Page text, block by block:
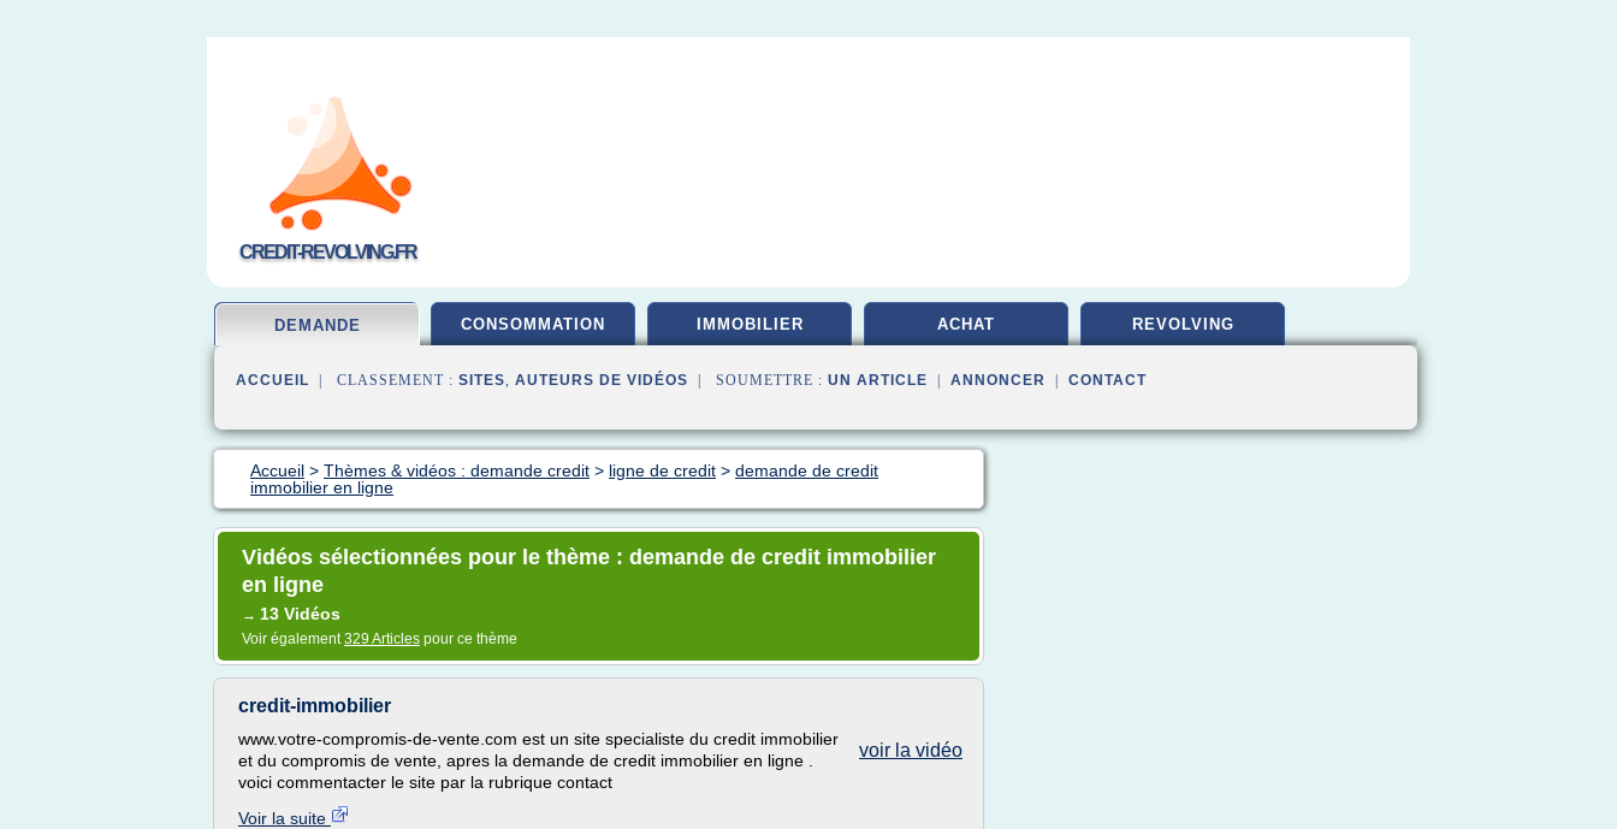
CREDIT-REVOLVING.FR
DEMANDE CONSOMMATION IMMOBILIER ACHAT REVOLVING
ACCUEIL | CLASSEMENT : SITES, AUTEURS DE VIDÉOS | SOUMETTRE : UN ARTICLE ANNONCER CONTACT
Accueil > Thèmes & vidéos : demande credit > ligne de credit > demande de credit
immobilier en ligne
Vidéos sélectionnées pour le thème : demande de credit immobilier
en ligne
→ 13 Vidéos
Voir également329 Articles pour ce thème
credit-immobilier
voir la vidéo
www.votre-compromis-de-vente.com est un site specialiste du credit immobilier
et du compromis de vente, apres la demande de credit immobilier en ligne .
voici commentacter le site par la rubrique contact
Voir la suite